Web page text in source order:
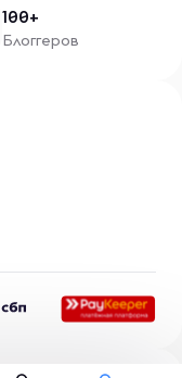
100+
Блоггеров